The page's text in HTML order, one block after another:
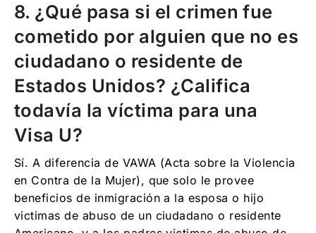
8. ¿Qué pasa si el crimen fue
cometido por alguien que no es
ciudadano o residente de
Estados Unidos? ¿Califica
todavía la víctima para una
Visa U?
Sí. A diferencia de VAWA (Acta sobre la Violencia
en Contra de la Mujer), que solo le provee
beneficios de inmigración a la esposa o hijo
victimas de abuso de un ciudadano o residente